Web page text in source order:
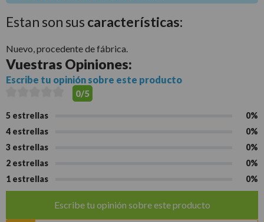
Estan son sus características:
Nuevo, procedente de fábrica.
Vuestras Opiniones:
Escribe tu opinión sobre este producto
0/5
5 estrellas
0%
4 estrellas
0%
3 estrellas
0%
2 estrellas
0%
1 estrellas
0%
Escribe tu opinión sobre este producto